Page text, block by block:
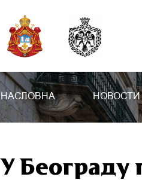
НАСЛОВНА НОВОСТИ
У Београду